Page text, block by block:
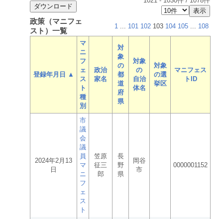
政策（マニフェ
スト）一覧
1 ... 101 102 103 104 105 ... 108
登録年月日 ▲
マ
ニ
フ
ェ
ス
ト
種
別
政治
家名
対
象
の
都
道
府
県
対象
の
自治
体名
対象
の選
挙区
マニフェス
トID
2024年2月13
日
市
議
会
議
員
マ
ニ
フ
ェ
ス
ト
笠原
征三
郎
長
野
県
岡谷
市
0000001152